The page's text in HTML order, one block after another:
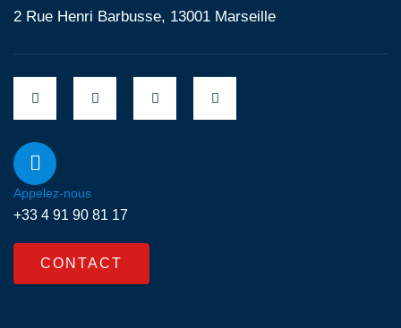
2 Rue Henri Barbusse, 13001 Marseille
Appelez-nous
+33 4 91 90 81 17
CONTACT